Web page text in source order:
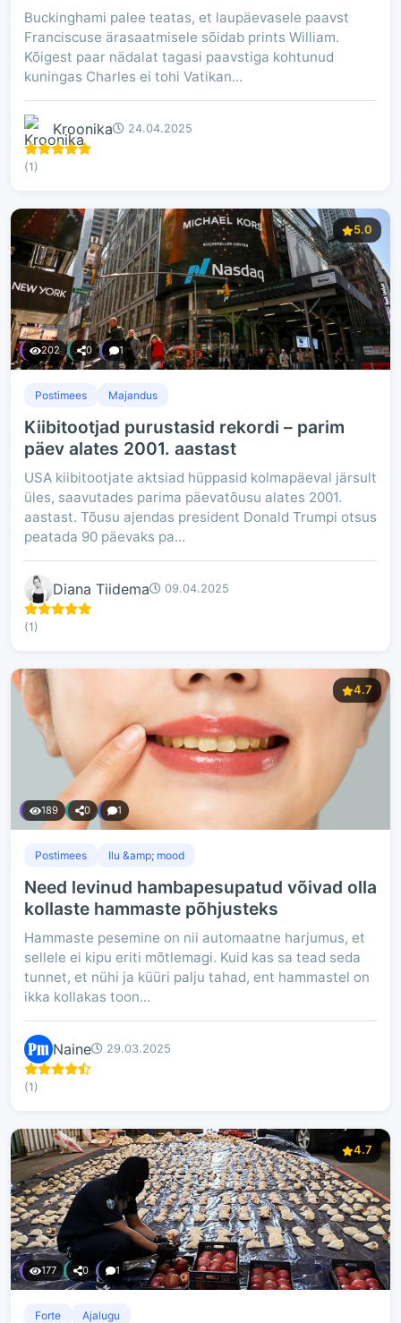
Buckinghami palee teatas, et laupäevasele paavst
Franciscuse ärasaatmisele sõidab prints William.
Kõigest paar nädalat tagasi paavstiga kohtunud
kuningas Charles ei tohi Vatikan...
Kroonika 24.04.2025
(1)
5.0
202 0 1
Postimees Majandus
Kiibitootjad purustasid rekordi – parim
päev alates 2001. aastast
USA kiibitootjate aktsiad hüppasid kolmapäeval järsult
üles, saavutades parima päevatõusu alates 2001.
aastast. Tõusu ajendas president Donald Trumpi otsus
peatada 90 päevaks pa...
Diana Tiidema 09.04.2025
(1)
4.7
189 0 1
Postimees Ilu &amp; mood
Need levinud hambapesupatud võivad olla
kollaste hammaste põhjusteks
Hammaste pesemine on nii automaatne harjumus, et
sellele ei kipu eriti mõtlemagi. Kuid kas sa tead seda
tunnet, et nühi ja küüri palju tahad, ent hammastel on
ikka kollakas toon...
Naine 29.03.2025
(1)
4.7
177 0 1
Forte Ajalugu